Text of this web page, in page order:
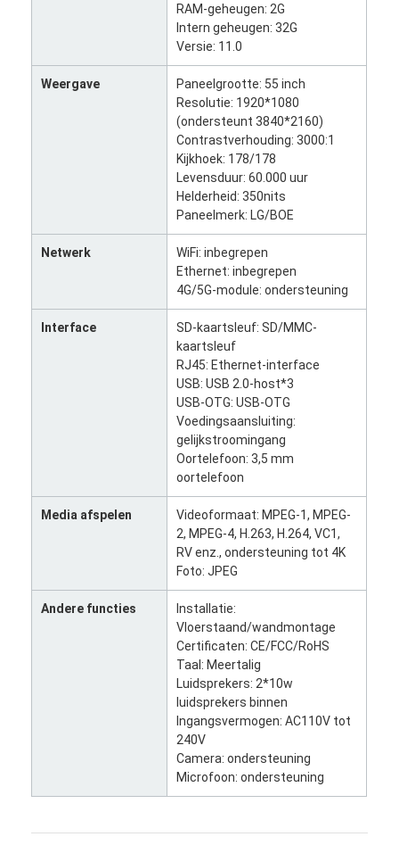
Kwaliteitscontrole
Neem contact met ons op
Digitaal LCD-signaal voor binnenruimtes
Openluchtlcd Digitale Signage
RAM-geheugen: 2G
Intern geheugen: 32G
Versie: 11.0
Weergave
Paneelgrootte: 55 inch
Resolutie: 1920*1080
(ondersteunt 3840*2160)
Contrastverhouding: 3000:1
Kijkhoek: 178/178
Levensduur: 60.000 uur
Helderheid: 350nits
Paneelmerk: LG/BOE
Netwerk
WiFi: inbegrepen
Ethernet: inbegrepen
4G/5G-module: ondersteuning
Interface
SD-kaartsleuf: SD/MMC-
kaartsleuf
RJ45: Ethernet-interface
USB: USB 2.0-host*3
USB-OTG: USB-OTG
Voedingsaansluiting:
gelijkstroomingang
Oortelefoon: 3,5 mm
oortelefoon
Media afspelen
Videoformaat: MPEG-1, MPEG-
2, MPEG-4, H.263, H.264, VC1,
RV enz., ondersteuning tot 4K
Foto: JPEG
Andere functies
Installatie:
Vloerstaand/wandmontage
Certificaten: CE/FCC/RoHS
Taal: Meertalig
Luidsprekers: 2*10w
luidsprekers binnen
Ingangsvermogen: AC110V tot
240V
Camera: ondersteuning
Microfoon: ondersteuning